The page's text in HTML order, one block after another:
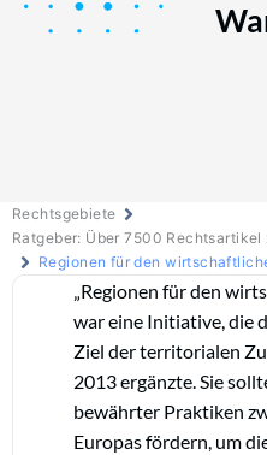
Rechtsgebiete
Ratgeber: Über 7500
Regionen für den
„Regionen für den
war eine Initiative, die
Ziel der territorialen
2013 ergänzte. Sie
bewährter Praktiken
Europas fördern, um